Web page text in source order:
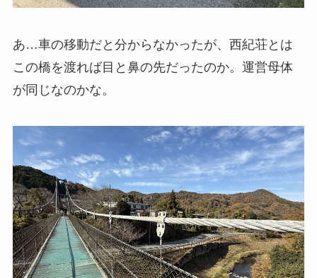
あ…車の移動だと分からなかったが、西紀荘とは
この橋を渡れば目と鼻の先だったのか。運営母体
が同じなのかな。